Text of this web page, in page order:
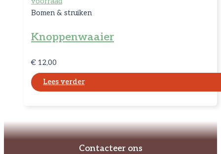
Bomen & struiken
Knoppenwaaier
€ 12,00
Lees verder
Contacteer ons